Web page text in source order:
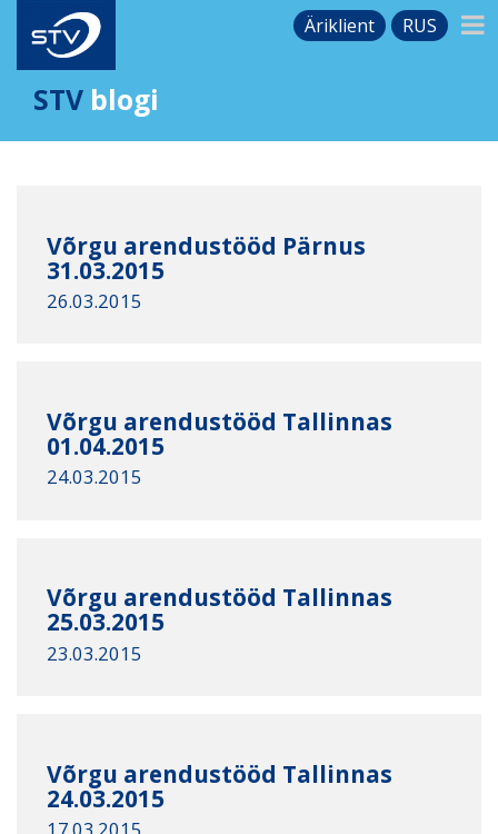
Äriklient RUS
STV blogi
Võrgu arendustööd Pärnus
31.03.2015
26.03.2015
Võrgu arendustööd Tallinnas
01.04.2015
24.03.2015
Võrgu arendustööd Tallinnas
25.03.2015
23.03.2015
Võrgu arendustööd Tallinnas
24.03.2015